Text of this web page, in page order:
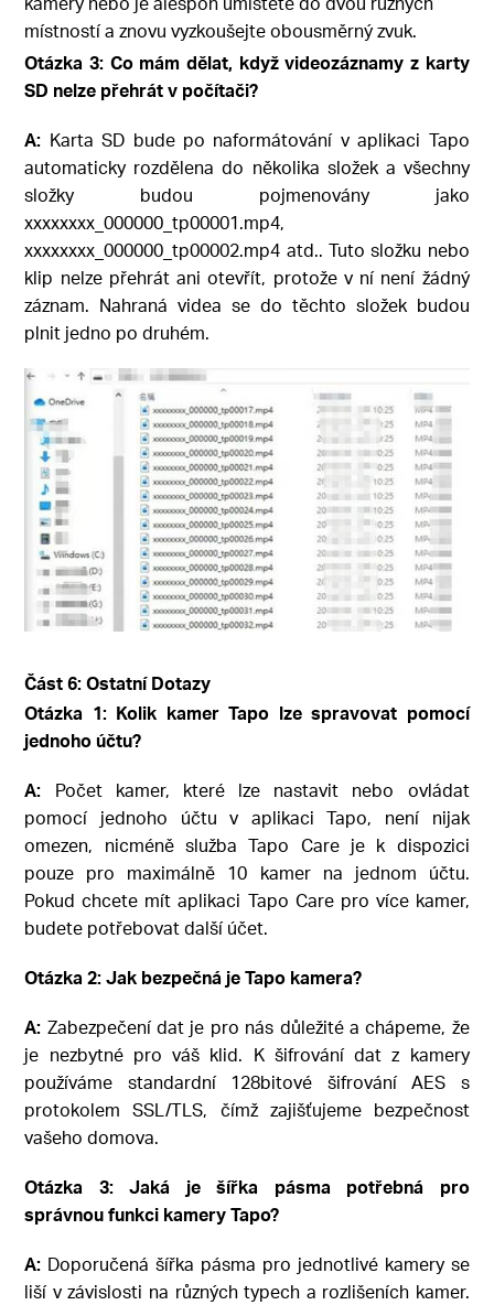
místností a znovu vyzkoušejte obousměrný zvuk.
Otázka 3: Co mám dělat, když videozáznamy z karty
SD nelze přehrát v počítači?
A: Karta SD bude po naformátování v aplikaci Tapo
automaticky rozdělena do několika složek a všechny
složky budou pojmenovány jako
xxxxxxxx_000000_tp00001.mp4,
xxxxxxxx_000000_tp00002.mp4 atd.. Tuto složku nebo
klip nelze přehrát ani otevřít, protože v ní není žádný
záznam. Nahraná videa se do těchto složek budou
plnit jedno po druhém.
Část 6: Ostatní Dotazy
Otázka 1: Kolik kamer Tapo lze spravovat pomocí
jednoho účtu?
A: Počet kamer, které lze nastavit nebo ovládat
pomocí jednoho účtu v aplikaci Tapo, není nijak
omezen, nicméně služba Tapo Care je k dispozici
pouze pro maximálně 10 kamer na jednom účtu.
Pokud chcete mít aplikaci Tapo Care pro více kamer,
budete potřebovat další účet.
Otázka 2: Jak bezpečná je Tapo kamera?
A: Zabezpečení dat je pro nás důležité a chápeme, že
je nezbytné pro váš klid. K šifrování dat z kamery
používáme standardní 128bitové šifrování AES s
protokolem SSL/TLS, čímž zajišťujeme bezpečnost
vašeho domova.
Otázka 3: Jaká je šířka pásma potřebná pro
správnou funkci kamery Tapo?
A: Doporučená šířka pásma pro jednotlivé kamery se
liší v závislosti na různých typech a rozlišeních kamer.